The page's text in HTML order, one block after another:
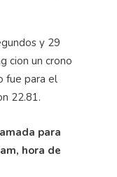
y 29
cion un crono
fue para el
22.81.
para
hora de